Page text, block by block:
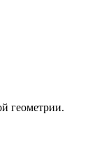
геометрии.